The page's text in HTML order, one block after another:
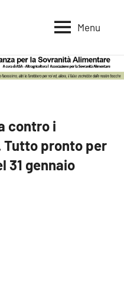
Menu
contro i
Tutto pronto per
31 gennaio